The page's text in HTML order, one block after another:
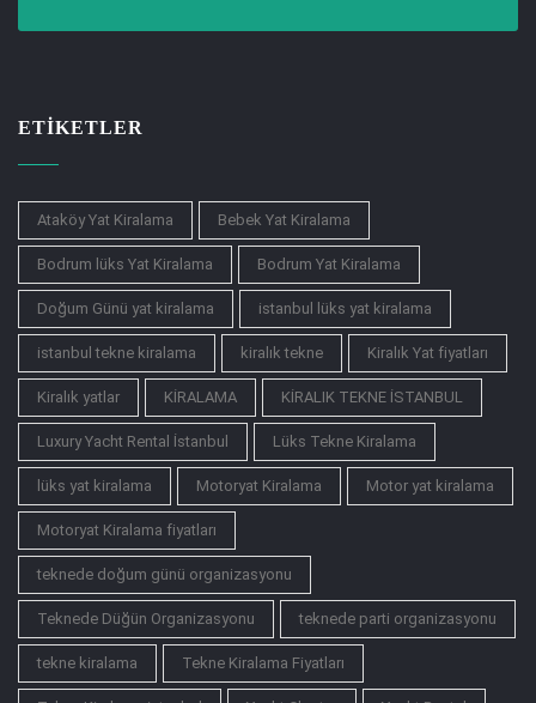
ETIKETLER
Ataköy Yat Kiralama Bebek Yat Kiralama
Bodrum lüks Yat Kiralama Bodrum Yat Kiralama
Doğum Günü yat kiralama istanbul lüks yat kiralama
istanbul tekne kiralama kiralık tekne Kiralık Yat fiyatları
Kiralık yatlar KİRALAMA KİRALIK TEKNE İSTANBUL
Luxury Yacht Rental İstanbul Lüks Tekne Kiralama
lüks yat kiralama Motoryat Kiralama Motor yat kiralama
Motoryat Kiralama fiyatları
teknede doğum günü organizasyonu
Teknede Düğün Organizasyonu teknede parti organizasyonu
tekne kiralama Tekne Kiralama Fiyatları